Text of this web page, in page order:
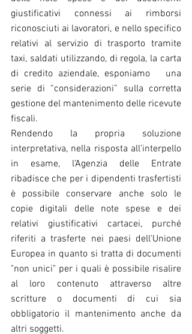
giustificativi connessi ai rimborsi
riconosciuti ai lavoratori, e nello specifico
relativi al servizio di trasporto tramite
taxi, saldati utilizzando, di regola, la carta
di credito aziendale, esponiamo   una
serie di “considerazioni” sulla corretta
gestione del mantenimento delle ricevute
fiscali.
Rendendo la propria soluzione
interpretativa, nella risposta all’interpello
in esame, l’Agenzia delle Entrate
ribadisce che per i dipendenti trasfertisti
è possibile conservare anche solo le
copie digitali delle note spese e dei
relativi giustificativi cartacei, purché
riferiti a trasferte nei paesi dell'Unione
Europea in quanto si tratta di documenti
"non unici" per i quali è possibile risalire
al loro contenuto attraverso altre
scritture o documenti di cui sia
obbligatorio il mantenimento anche da
altri soggetti.